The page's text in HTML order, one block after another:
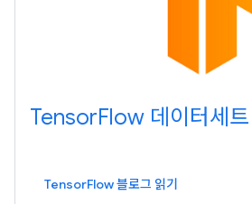
TensorFlow 데이터세트
TensorFlow 블로그 읽기